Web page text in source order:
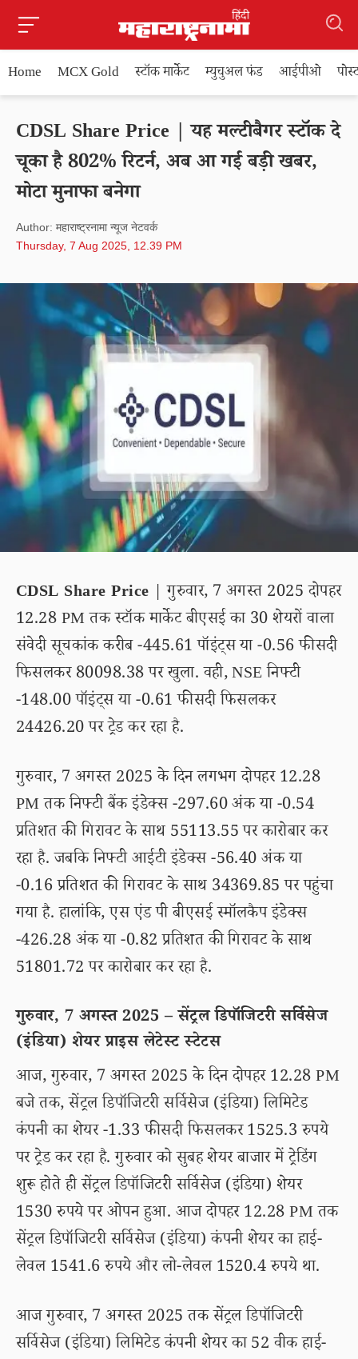
Home MCX Gold स्टॉक मार्केट म्युचुअल फंड आईपीओ
CDSL Share Price | यह मल्टीबैगर स्टॉक दे
चूका है 802% रिटर्न, अब आ गई बड़ी खबर,
मोटा मुनाफा बनेगा
Author: महाराष्ट्रनामा न्यूज नेटवर्क
Thursday, 7 Aug 2025, 12.39 PM
CDSL Share Price | गुरुवार, 7 अगस्त 2025 दोपहर
12.28 PM तक स्टॉक मार्केट बीएसई का 30 शेयरों वाला
संवेदी सूचकांक करीब -445.61 पॉइंट्स या -0.56 फीसदी
फिसलकर 80098.38 पर खुला. वही, NSE निफ्टी
-148.00 पॉइंट्स या -0.61 फीसदी फिसलकर
24426.20 पर ट्रेड कर रहा है.
गुरुवार, 7 अगस्त 2025 के दिन लगभग दोपहर 12.28
PM तक निफ्टी बैंक इंडेक्स -297.60 अंक या -0.54
प्रतिशत की गिरावट के साथ 55113.55 पर कारोबार कर
रहा है. जबकि निफ्टी आईटी इंडेक्स -56.40 अंक या
-0.16 प्रतिशत की गिरावट के साथ 34369.85 पर पहुंचा
गया है. हालांकि, एस एंड पी बीएसई स्मॉलकैप इंडेक्स
-426.28 अंक या -0.82 प्रतिशत की गिरावट के साथ
51801.72 पर कारोबार कर रहा है.
गुरुवार, 7 अगस्त 2025 – सेंट्रल डिपॉजिटरी सर्विसेज
(इंडिया) शेयर प्राइस लेटेस्ट स्टेटस
आज, गुरुवार, 7 अगस्त 2025 के दिन दोपहर 12.28 PM
बजे तक, सेंट्रल डिपॉजिटरी सर्विसेज (इंडिया) लिमिटेड
कंपनी का शेयर -1.33 फीसदी फिसलकर 1525.3 रुपये
पर ट्रेड कर रहा है. गुरुवार को सुबह शेयर बाजार में ट्रेडिंग
शुरू होते ही सेंट्रल डिपॉजिटरी सर्विसेज (इंडिया) शेयर
1530 रुपये पर ओपन हुआ. आज दोपहर 12.28 PM तक
सेंट्रल डिपॉजिटरी सर्विसेज (इंडिया) कंपनी शेयर का हाई-
लेवल 1541.6 रुपये और लो-लेवल 1520.4 रुपये था.
आज गुरुवार, 7 अगस्त 2025 तक सेंट्रल डिपॉजिटरी
सर्विसेज (इंडिया) लिमिटेड कंपनी शेयर का 52 वीक हाई-